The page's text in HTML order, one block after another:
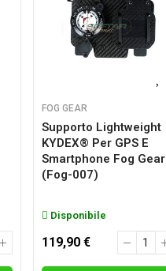
FOG GEAR
Supporto Lightweight
KYDEX® Per GPS E
Smartphone Fog Gear
(fog-007)
Disponibile
119,90 €